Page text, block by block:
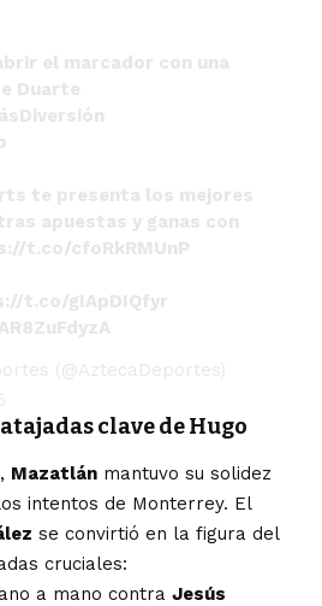
el marcador con una
Duarte
te presenta los mejores
apuestas y ganas con
t.co/cfoRkRMUnP
t.co/gIApDIQfyr
(@AztecaDeportes)
clave de Hugo
Mazatlán mantuvo su solidez
intentos de Monterrey. El
se convirtió en la figura del
cruciales:
a mano contra Jesús